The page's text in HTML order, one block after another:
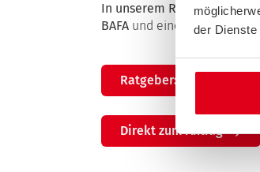
der Dienste
In unserem Ratgeberzur
BAFA und eine FAQmit
Ratgeber: E-Auto-
Direkt zum Antrag